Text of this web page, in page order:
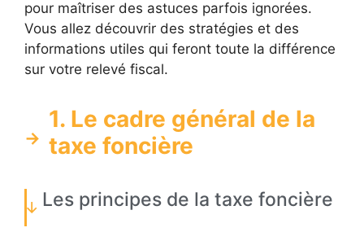
pour maîtriser des astuces parfois ignorées.
Vous allez découvrir des stratégies et des
informations utiles qui feront toute la différence
sur votre relevé fiscal.
1. Le cadre général de la
taxe foncière
Les principes de la taxe foncière